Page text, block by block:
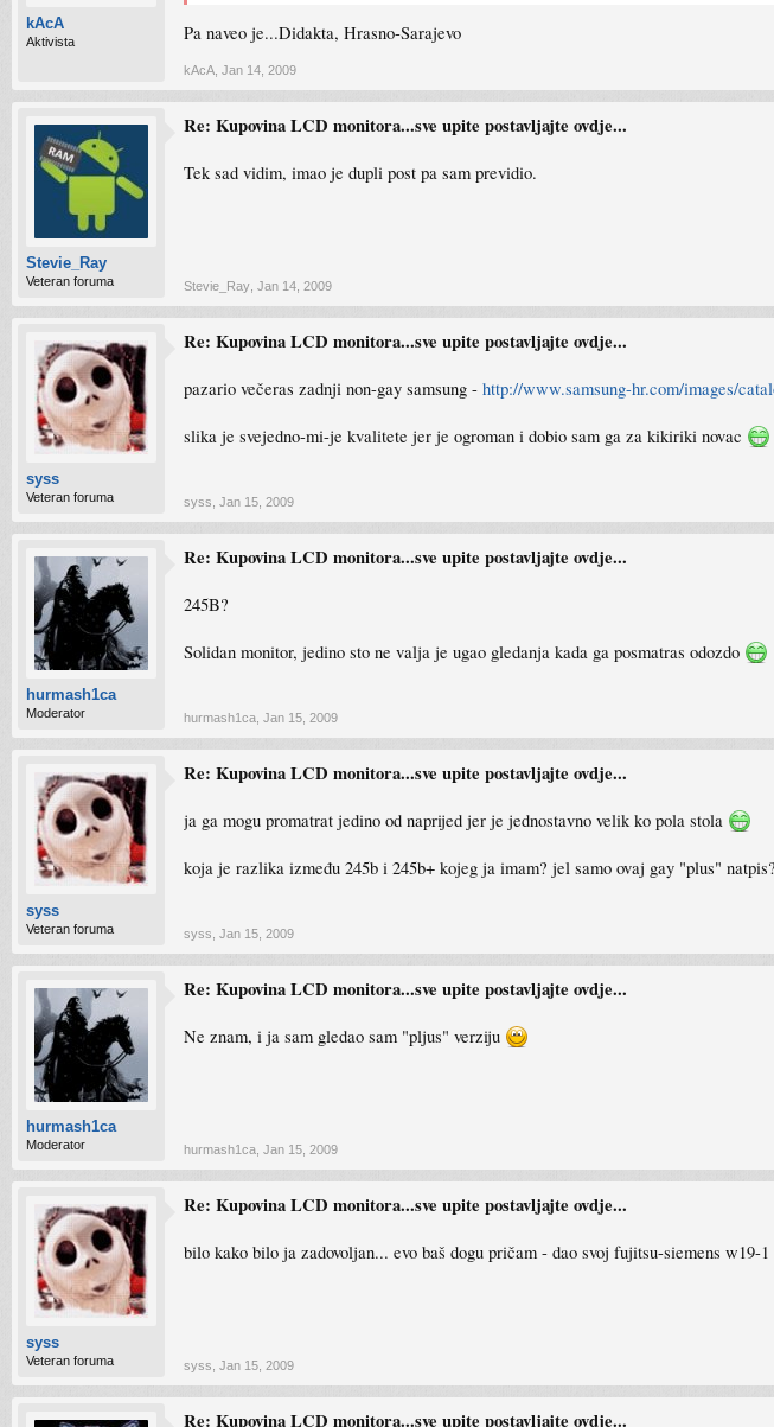
kAcA
Aktivista Pa naveo je...Didakta, Hrasno-Sarajevo
kAcA Jan 14, 2009
Stevie_Ray
Veteran foruma
Re: Kupovina LCD monitora...sve upite postavljajte ovdje...
Tek sad vidim, imao je dupli post pa sam previdio.
Stevie_Ray Jan 14, 2009
syss
Veteran foruma
Re: Kupovina LCD monitora...sve upite postavljajte ovdje...
pazario večeras zadnji non-gay samsung - http://www.samsung-hr.com/images/
slika je svejedno-mi-je kvalitete jer je ogroman i dobio sam ga za kikiriki novac
syss Jan 15, 2009
hurmash1ca
Moderator
Re: Kupovina LCD monitora...sve upite postavljajte ovdje...
245B?
Solidan monitor, jedino sto ne valja je ugao gledanja kada ga posmatras odozdo
hurmash1ca Jan 15, 2009
syss
Veteran foruma
Re: Kupovina LCD monitora...sve upite postavljajte ovdje...
ja ga mogu promatrat jedino od naprijed jer je jednostavno velik ko pola stola
koja je razlika između 245b i 245b+ kojeg ja imam? jel samo ovaj gay "plus" natpis?
syss Jan 15, 2009
hurmash1ca
Moderator
Re: Kupovina LCD monitora...sve upite postavljajte ovdje...
Ne znam, i ja sam gledao sam "pljus" verziju
hurmash1ca Jan 15, 2009
syss
Veteran foruma
Re: Kupovina LCD monitora...sve upite postavljajte ovdje...
bilo kako bilo ja zadovoljan... evo baš dogu pričam - dao svoj fujitsu-siemens
syss Jan 15, 2009
Re: Kupovina LCD monitora...sve upite postavljajte ovdje...